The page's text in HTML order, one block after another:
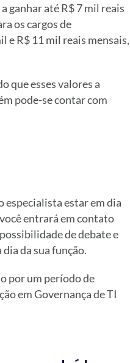
ganhar até R$ 7 mil reais
os cargos de
e R$ 11 mil reais mensais,
que esses valores a
pode-se contar com
especialista estar em dia
entrará em contato
de debate e
da sua função.
por um período de
em Governança de TI